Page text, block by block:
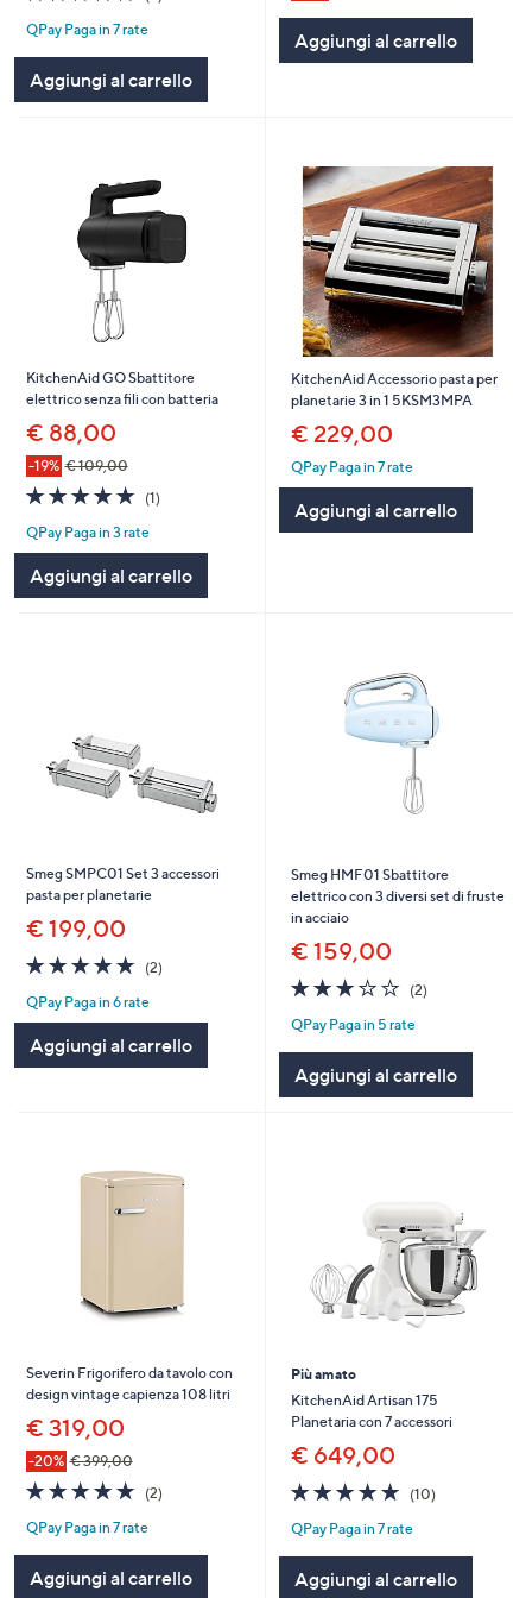
of
5
QPay Paga in 7 rate
Aggiungi al carrello
Aggiungi al carrello
KitchenAid GO Sbattitore
elettrico senza fili con batteria
€ 88,00
-19% € 109,00
5.0
of
5
Stars
(1)
QPay Paga in 3 rate
Aggiungi al carrello
KitchenAid Accessorio pasta per
planetarie 3 in 1 5KSM3MPA
€ 229,00
QPay Paga in 7 rate
Aggiungi al carrello
Smeg SMPC01 Set 3 accessori
pasta per planetarie
€ 199,00
5.0
of
5
Stars
(2)
QPay Paga in 6 rate
Aggiungi al carrello
Smeg HMF01 Sbattitore
elettrico con 3 diversi set di fruste
in acciaio
€ 159,00
3.0
of
5
(2)
QPay Paga in 5 rate
Aggiungi al carrello
Severin Frigorifero da tavolo con
design vintage capienza 108 litri
€ 319,00
-20% € 399,00
5.0
of
5
(2)
QPay Paga in 7 rate
Aggiungi al carrello
Più amato
KitchenAid Artisan 175
Planetaria con 7 accessori
€ 649,00
4.8
of
5
(10)
QPay Paga in 7 rate
Aggiungi al carrello